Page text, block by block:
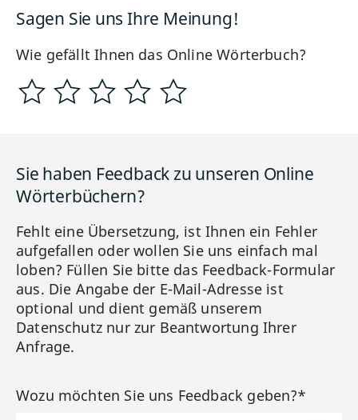
Sagen Sie uns Ihre Meinung!
Wie gefällt Ihnen das Online Wörterbuch?
Sie haben Feedback zu unseren Online
Wörterbüchern?
Fehlt eine Übersetzung, ist Ihnen ein Fehler
aufgefallen oder wollen Sie uns einfach mal
loben? Füllen Sie bitte das Feedback-Formular
aus. Die Angabe der E-Mail-Adresse ist
optional und dient gemäß unserem
Datenschutz nur zur Beantwortung Ihrer
Anfrage.
Wozu möchten Sie uns Feedback geben?*